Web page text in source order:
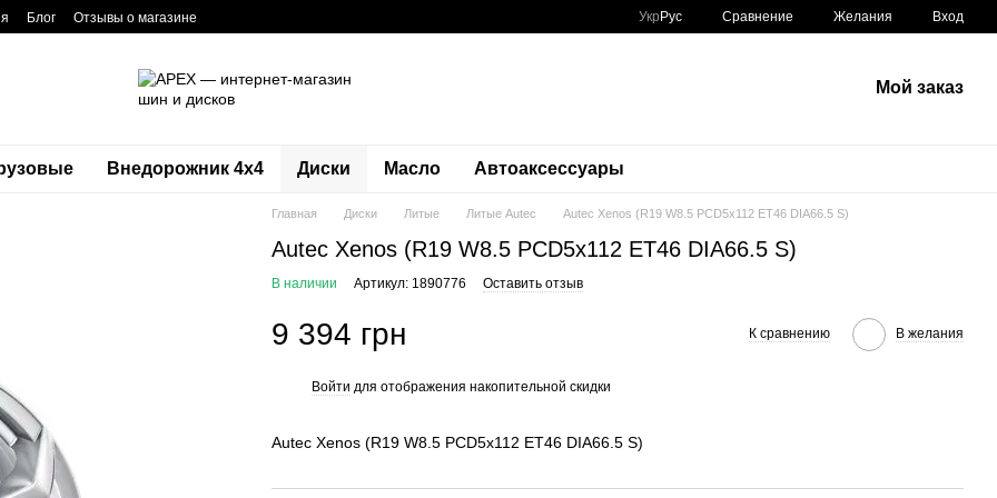
Блог Отзывы о магазине Укр Рус Сравнение Желания Вход
Мой заказ
Внедорожник 4х4 Диски Масло Автоаксессуары
Главная Диски Литые Литые Autec Autec Xenos (R19 W8.5 PCD5x112 ET46 DIA66.5 S)
Autec Xenos (R19 W8.5 PCD5x112 ET46 DIA66.5 S)
В наличии Артикул: 1890776 Оставить отзыв
9 394 грн К сравнению В желания
Войти для отображения накопительной скидки
Autec Xenos (R19 W8.5 PCD5x112 ET46 DIA66.5 S)